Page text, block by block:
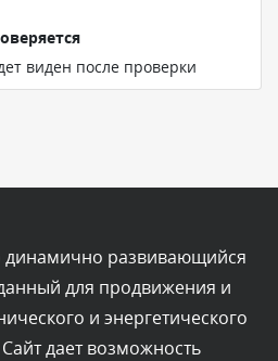
виден после проверки
виден после проверки
динамично развивающийся
для продвижения и
и энергетического
дает возможность